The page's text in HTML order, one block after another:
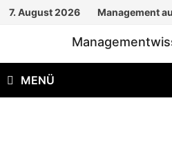
Zum
7. August 2026 Management
MENÜ